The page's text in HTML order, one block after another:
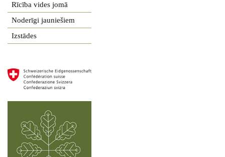
Rīcība vides jomā
Noderīgi jauniešiem
Izstādes